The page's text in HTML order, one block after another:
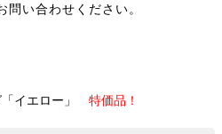
問い合わせください。
イエロー」 特価品！